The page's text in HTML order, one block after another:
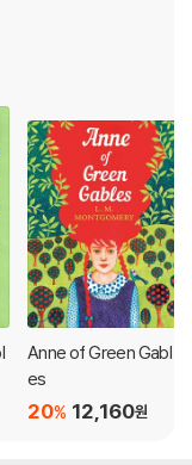
나고 자랐다. 생후 2
Anne of Green Gabl
es
12,160원
20%